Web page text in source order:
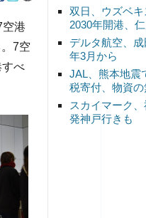
双日、ウズベ
2030年開港、
デルタ航空、
年3月から
JAL、熊本地
税寄付、物資
スカイマーク
発神戸行きも
港
7空
べ